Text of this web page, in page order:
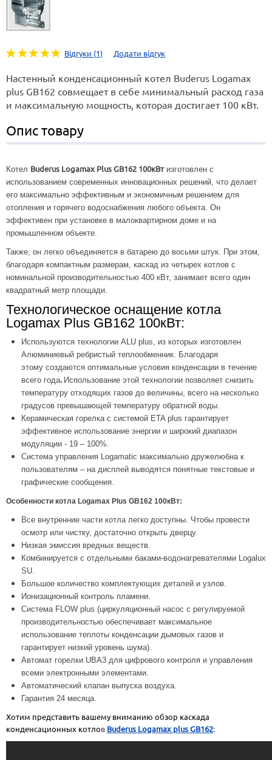
Відгуки (1) Додати відгук
Настенный конденсационный котел Buderus Logamax
plus GB162 совмещает в себе минимальный расход газа
и максимальную мощность, которая достигает 100 кВт.
Опис товару
Котел Buderus Logamax Plus GB162 100кВтизготовлен с
использованием современных инновационных решений, что делает
его максимально эффективным и экономичным решением для
отопления и горячего водоснабжения любого объекта. Он
эффективен при установке в малоквартирном доме и на
промышленном объекте.
Также, он легко объединяется в батарею до восьми штук. При этом,
благодаря компактным размерам, каскад из четырех котлов с
номинальной производительностью 400 кВт, занимает всего один
квадратный метр площади.
Технологическое оснащение котла
Logamax Plus GB162 100кВт:
Используются технологии ALU plus, из которых изготовлен
Алюминиевый ребристый теплообменник. Благодаря
этому создаются оптимальные условия конденсации в течение
всего года. Использование этой технологии позволяет снизить
температуру отходящих газов до величины, всего на несколько
градусов превышающей температуру обратной воды.
Керамическая горелка с системой ETA plus гарантирует
эффективное использование энергии и широкий диапазон
модуляции - 19 – 100%.
Система управления Logamatic максимально дружелюбна к
пользователям – на дисплей выводятся понятные текстовые и
графические сообщения.
Особенности котла Logamax Plus GB162 100кВт:
Все внутренние части котла легко доступны. Чтобы провести
осмотр или чистку, достаточно открыть дверцу.
Низкая эмиссия вредных веществ.
Комбинируется с отдельными баками-водонагревателями Logalux
SU.
Большое количество комплектующих деталей и узлов.
Ионизационный контроль пламени.
Система FLOW plus (циркуляционный насос с регулируемой
производительностью обеспечивает максимальное
использование теплоты конденсации дымовых газов и
гарантирует низкий уровень шума).
Автомат горелки UBA3 для цифрового контроля и управления
всеми электронными элементами.
Автоматический клапан выпуска воздуха.
Гарантия 24 месяца.
Хотим представить вашему вниманию обзор каскада
конденсационных котлов Buderus Logamax plus GB162: